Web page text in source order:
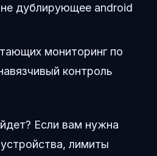
дублирующее android
мониторинг по
контроль
Если вам нужна
лимиты